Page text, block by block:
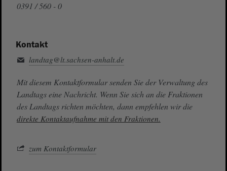
0391 / 560 - 0
Kontakt
landtag@lt.sachsen-anhalt.de
Mit diesem Kontaktformular senden Sie der Verwaltung des
Landtags eine Nachricht. Wenn Sie sich an die Fraktionen
des Landtags richten möchten, dann empfehlen wir die
direkte Kontaktaufnahme mit den Fraktionen.
zum Kontaktformular